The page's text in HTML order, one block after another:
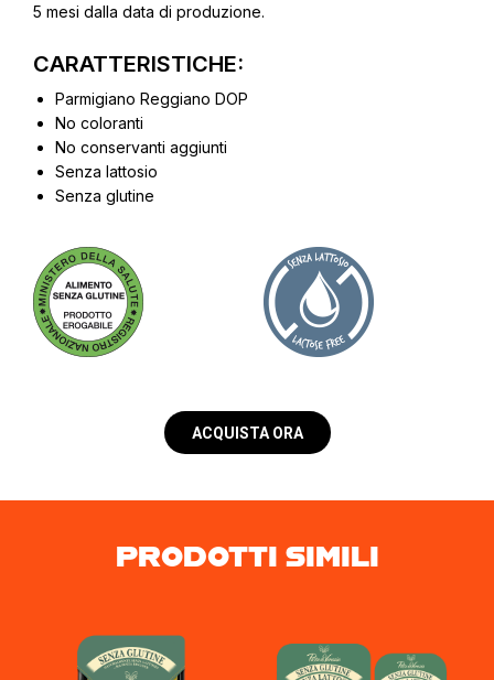
5 mesi dalla data di produzione.
CARATTERISTICHE:
Parmigiano Reggiano DOP
No coloranti
No conservanti aggiunti
Senza lattosio
Senza glutine
ACQUISTA ORA
PRODOTTI SIMILI